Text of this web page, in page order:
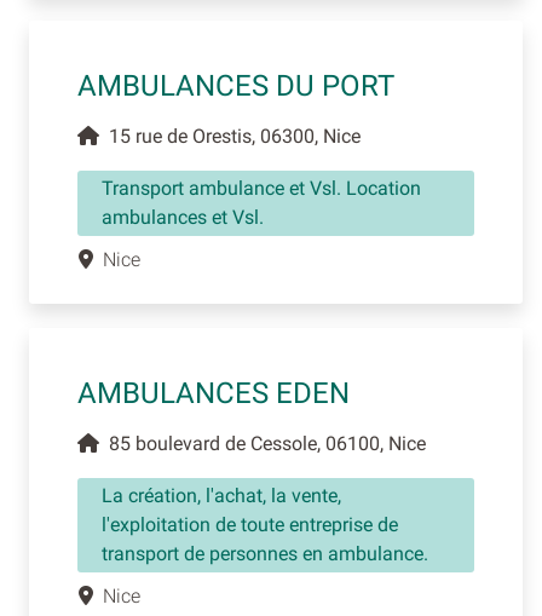
AMBULANCES DU PORT
15 rue de Orestis, 06300, Nice
Transport ambulance et Vsl. Location
ambulances et Vsl.
Nice
AMBULANCES EDEN
85 boulevard de Cessole, 06100, Nice
La création, l'achat, la vente,
l'exploitation de toute entreprise de
transport de personnes en ambulance.
Nice